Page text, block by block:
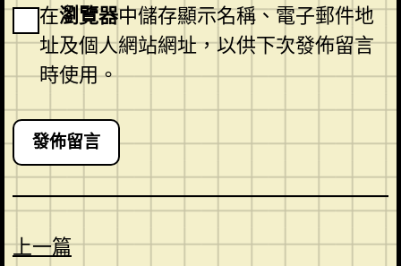
在瀏覽器中儲存顯示名稱、電子郵件地
址及個人網站網址，以供下次發佈留言
時使用。
上一篇